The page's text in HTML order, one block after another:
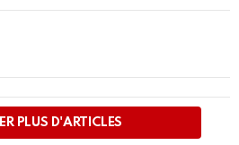
PLUS D'ARTICLES